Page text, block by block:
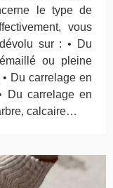
le type de
vous
sur : • Du
ou pleine
Du carrelage en
Du carrelage en
calcaire…